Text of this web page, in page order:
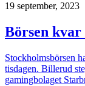
19 september, 2023
Börsen
Stockholmsbörsen
tisdagen. Billerud
gamingbolaget